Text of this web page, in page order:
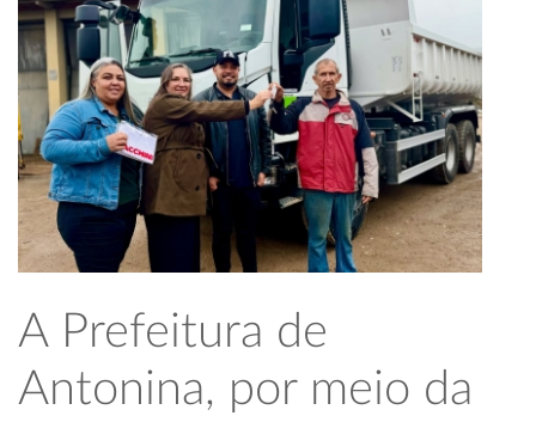
A Prefeitura de
Antonina, por meio da